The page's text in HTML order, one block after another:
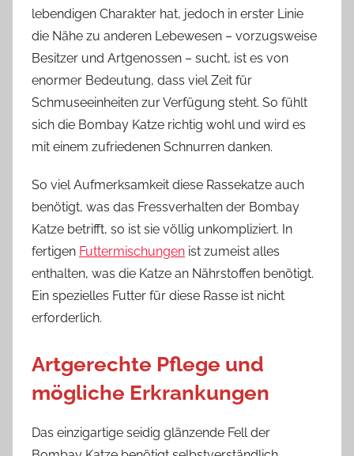
lebendigen Charakter hat, jedoch in erster Linie
die Nähe zu anderen Lebewesen – vorzugsweise
Besitzer und Artgenossen – sucht, ist es von
enormer Bedeutung, dass viel Zeit für
Schmuseeinheiten zur Verfügung steht. So fühlt
sich die Bombay Katze richtig wohl und wird es
mit einem zufriedenen Schnurren danken.
So viel Aufmerksamkeit diese Rassekatze auch
benötigt, was das Fressverhalten der Bombay
Katze betrifft, so ist sie völlig unkompliziert. In
fertigen Futtermischungen ist zumeist alles
enthalten, was die Katze an Nährstoffen benötigt.
Ein spezielles Futter für diese Rasse ist nicht
erforderlich.
Artgerechte Pflege und
mögliche Erkrankungen
Das einzigartige seidig glänzende Fell der